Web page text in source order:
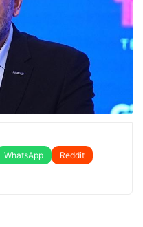
WhatsApp
Reddit